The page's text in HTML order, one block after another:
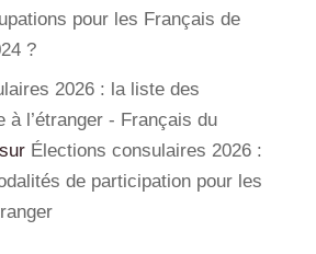
pour les Français de
?
2026 : la liste des
à l’étranger - Français du
Élections consulaires 2026 :
de participation pour les